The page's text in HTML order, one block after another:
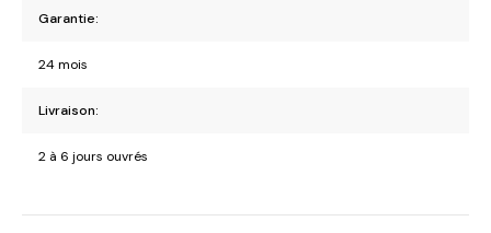
Garantie:
24 mois
Livraison:
2 à 6 jours ouvrés